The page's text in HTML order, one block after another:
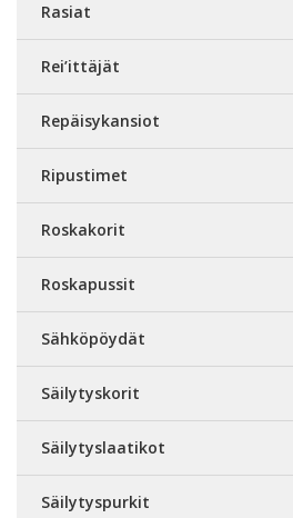
Rasiat
Rei’ittäjät
Repäisykansiot
Ripustimet
Roskakorit
Roskapussit
Sähköpöydät
Säilytyskorit
Säilytyslaatikot
Säilytyspurkit